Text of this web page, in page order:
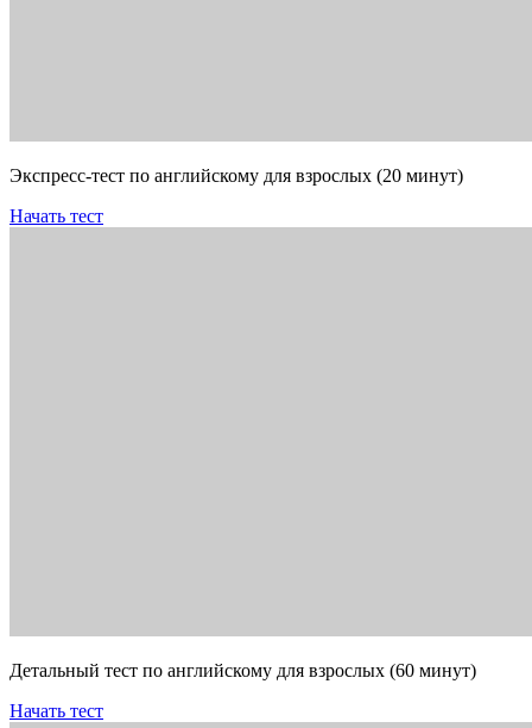
Экспресс-тест по английскому для взрослых (20 минут)
Начать тест
Детальный тест по английскому для взрослых (60 минут)
Начать тест